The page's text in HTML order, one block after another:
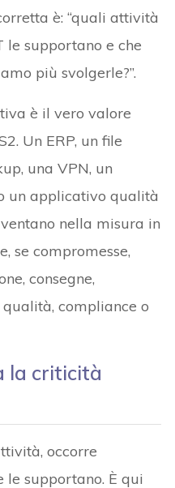
è: “quali attività
supportano e che
più svolgerle?”.
è il vero valore
Un ERP, un file
una VPN, un
un applicativo qualità
nella misura in
se compromesse,
consegne,
compliance o
la criticità
occorre
supportano. È qui